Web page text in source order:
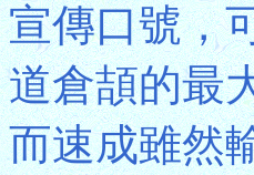
宣傳口號，
道倉頡的最
而速成雖然